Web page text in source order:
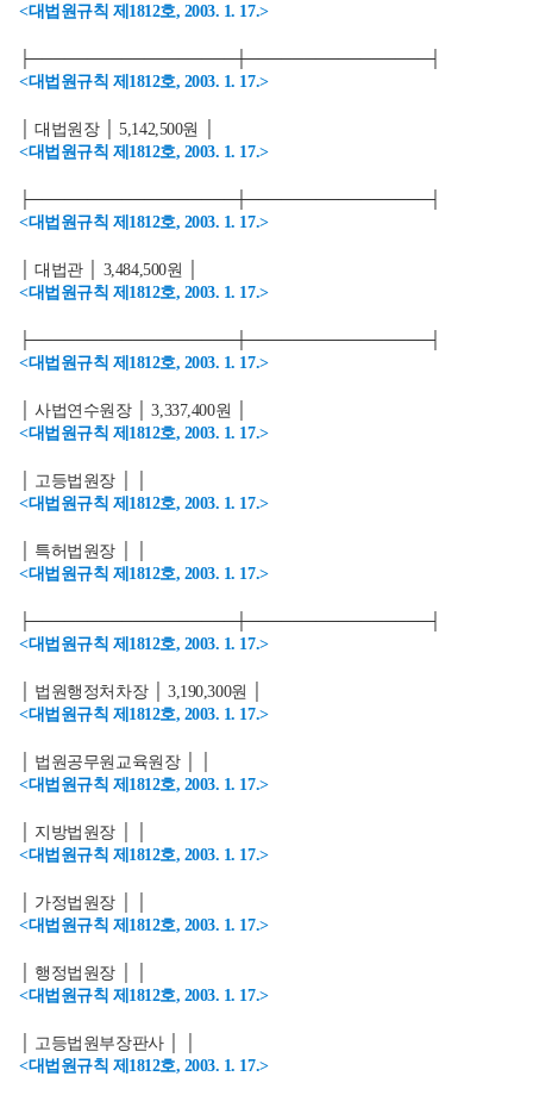
<대법원규칙 제1812호, 2003. 1. 17.>
├──────────────────┼────────────────┤
<대법원규칙 제1812호, 2003. 1. 17.>
│ 대법원장 │ 5,142,500원 │
<대법원규칙 제1812호, 2003. 1. 17.>
├──────────────────┼────────────────┤
<대법원규칙 제1812호, 2003. 1. 17.>
│ 대법관 │ 3,484,500원 │
<대법원규칙 제1812호, 2003. 1. 17.>
├──────────────────┼────────────────┤
<대법원규칙 제1812호, 2003. 1. 17.>
│ 사법연수원장 │ 3,337,400원 │
<대법원규칙 제1812호, 2003. 1. 17.>
│ 고등법원장 │ │
<대법원규칙 제1812호, 2003. 1. 17.>
│ 특허법원장 │ │
<대법원규칙 제1812호, 2003. 1. 17.>
├──────────────────┼────────────────┤
<대법원규칙 제1812호, 2003. 1. 17.>
│ 법원행정처차장 │ 3,190,300원 │
<대법원규칙 제1812호, 2003. 1. 17.>
│ 법원공무원교육원장 │ │
<대법원규칙 제1812호, 2003. 1. 17.>
│ 지방법원장 │ │
<대법원규칙 제1812호, 2003. 1. 17.>
│ 가정법원장 │ │
<대법원규칙 제1812호, 2003. 1. 17.>
│ 행정법원장 │ │
<대법원규칙 제1812호, 2003. 1. 17.>
│ 고등법원부장판사 │ │
<대법원규칙 제1812호, 2003. 1. 17.>